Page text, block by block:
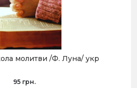
молитви /Ф. Луна/ укр
95 грн.